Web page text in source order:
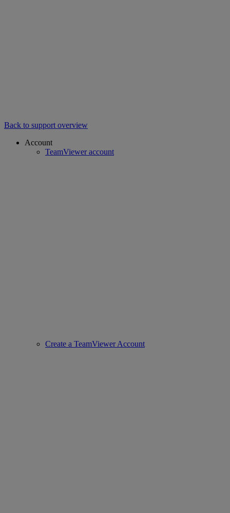
Back to support overview
Account
TeamViewer account
Create a TeamViewer Account